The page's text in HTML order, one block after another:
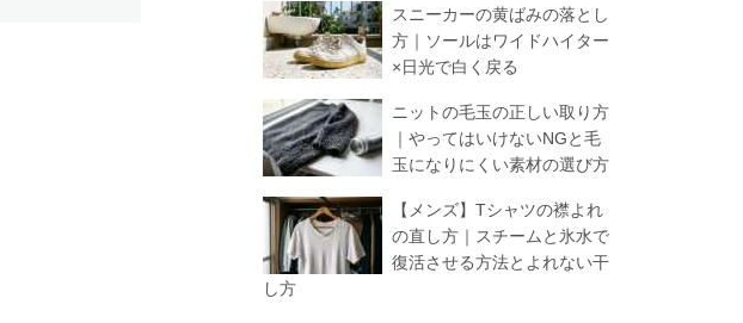
スニーカーの黄ばみの落とし
方｜ソールはワイドハイター
×日光で白く戻る
ニットの毛玉の正しい取り方
｜やってはいけないNGと毛
玉になりにくい素材の選び方
【メンズ】Tシャツの襟よれ
の直し方｜スチームと氷水で
復活させる方法とよれない干
し方